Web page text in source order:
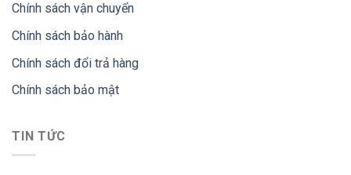
Chính sách vận chuyển
Chính sách bảo hành
Chính sách đổi trả hàng
Chính sách bảo mật
TIN TỨC